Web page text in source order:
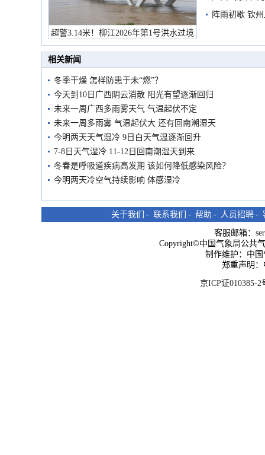
超警3.14米！柳江2026年第1号洪水过境
市民在堤岸见证汛况
阵雨初歇 钦
相关新闻
冬季干燥 怎样防患于未“燃”？
今天到10日广西阴云消散 阳光有望逐渐回归
未来一周广西多雨雾天气 气温起伏不定
未来一周多雨雾 气温起伏大 还有回南潮湿天
今明两天天气湿冷 9日白天气温逐渐回升
7-8日天气湿冷 11-12日回南潮湿天到来
冬春是呼吸道疾病高发期 该如何降低感染风险？
今明两天冷空气持续影响 体感湿冷
关于我们 - 联系我们 - 帮助 - 人员招聘 -
客服邮箱：
Copyright©中国气象局公共
制作维护：中
郑重声明
京ICP证010385-2